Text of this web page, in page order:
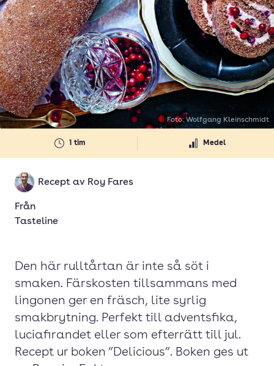
1 tim Medel
Recept av Roy Fares
Från
Tasteline
Den här rulltårtan är inte så söt i
smaken. Färskosten tillsammans med
lingonen ger en fräsch, lite syrlig
smakbrytning. Perfekt till adventsfika,
luciafirandet eller som efterrätt till jul.
Recept ur boken ”Delicious”. Boken ges ut
Foto: Wolfgang Kleinschmidt